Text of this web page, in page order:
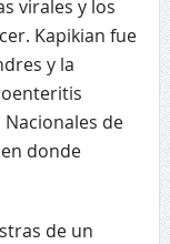
virales y los
Kapikian fue
y la
de
donde
de un